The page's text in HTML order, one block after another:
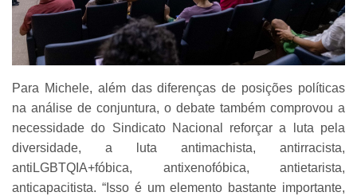
Para Michele, além das diferenças de posições políticas
na análise de conjuntura, o debate também comprovou a
necessidade do Sindicato Nacional reforçar a luta pela
diversidade, a luta antimachista, antirracista,
antiLGBTQIA+fóbica, antixenofóbica, antietarista,
anticapacitista. “Isso é um elemento bastante importante,